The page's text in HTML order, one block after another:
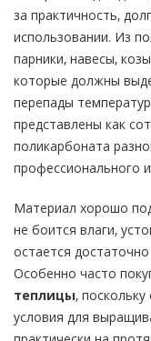
за практичность,
использовании. Из
парники, навесы,
которые должны
перепады
представлены как
поликарбоната
профессионального
Материал хорошо
не боится влаги,
остается
Особенно часто
теплицы,
условия для